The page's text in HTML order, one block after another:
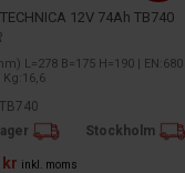
12V 74Ah TB740
L=278 B=175 H=190 | EN:680
Kg:16,6
Stockholm
kr inkl. moms